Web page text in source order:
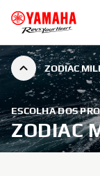
ZODIAC
ESCOLHA DOS
ZODIAC